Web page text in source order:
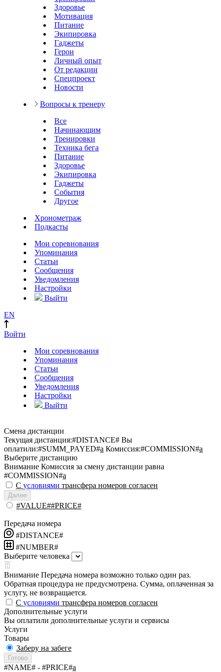
Здоровье
Мотивация
Питание
Экипировка
Гаджеты
Герои
Личный опыт
От редакции
Спецпроект
Новости
Вопросы к тренеру
Все
Начинающим
Тренировки
Техника бега
Питание
Здоровье
Экипировка
Гаджеты
События
Другое
Хронометраж
Подкасты
Мои соревнования
Упоминания
Статьи
Сообщения
Уведомления
Настройки
Выйти
EN
Войти
Мои соревнования
Упоминания
Статьи
Сообщения
Уведомления
Настройки
Выйти
Смена дистанции
Текущая дистанция:#DISTANCE# Вы
оплатили:#SUMM_PAYED#a Комиссия:#COMMISSION#a
Выберите дистанцию
Внимание Комиссия за смену дистанции равна
#COMMISSION#a
С условиями трансфера номеров согласен
Далее
#VALUE##PRICE#
Передача номера
#DISTANCE#
#NUMBER#
Выберите человека
Внимание Передача номера возможно только один раз.
Обратная процедура не предусмотрена. Сумма, оплаченная за
услугу, не возвращается.
С условиями трансфера номеров согласен
Дополнительные услуги
Вы оплатили дополнительные услуги и сервисы
Услуги
Товары
Заберу на забеге
Готово
#NAME# - #PRICE#a